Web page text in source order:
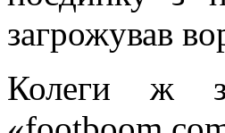
загрожував
Колеги ж з